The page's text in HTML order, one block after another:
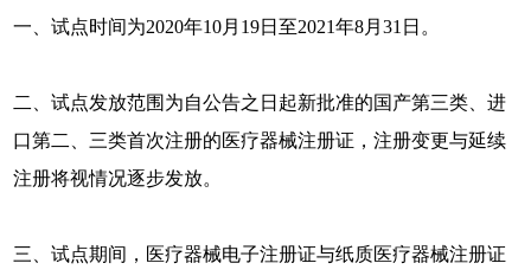
一、试点时间为2020年10月19日至2021年8月31日。
二、试点发放范围为自公告之日起新批准的国产第三类、进
口第二、三类首次注册的医疗器械注册证，注册变更与延续
注册将视情况逐步发放。
三、试点期间，医疗器械电子注册证与纸质医疗器械注册证